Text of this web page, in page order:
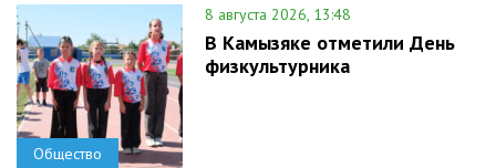
Общество
8 августа 2026, 13:48
В Камызяке отметили День
физкультурника